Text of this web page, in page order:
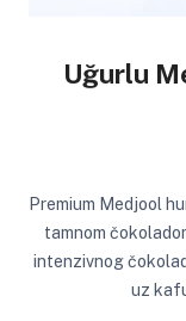
Uğurlu
Premium Medjool
tamnom
intenzivnog
uz